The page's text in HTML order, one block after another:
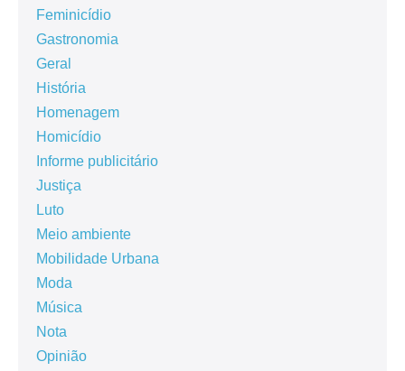
Feminicídio
Gastronomia
Geral
História
Homenagem
Homicídio
Informe publicitário
Justiça
Luto
Meio ambiente
Mobilidade Urbana
Moda
Música
Nota
Opinião